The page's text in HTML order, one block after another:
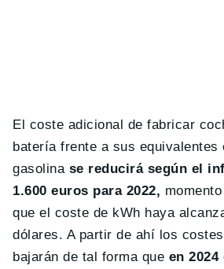
El coste adicional de fabricar
batería frente a sus equivalentes
gasolinase reducirá según el
1.600 euros para 2022,
que el coste de kWh haya
dólares. A partir de ahí los
bajarán de tal forma que en